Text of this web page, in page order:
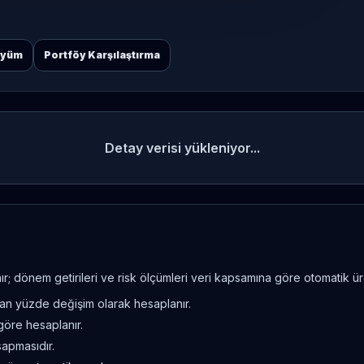
Portföy Karşılaştırma
Detay verisi yükleniyor...
dönem getirileri ve risk ölçümleri veri kapsamına göre otomatik
yüzde değişim olarak hesaplanır.
hesaplanır.